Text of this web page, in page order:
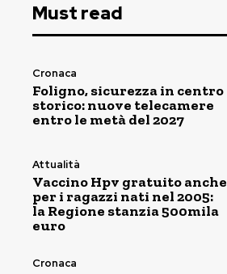
Must read
Cronaca
Foligno, sicurezza in centro
storico: nuove telecamere
entro le metà del 2027
Attualità
Vaccino Hpv gratuito anche
per i ragazzi nati nel 2005:
la Regione stanzia 500mila
euro
Cronaca